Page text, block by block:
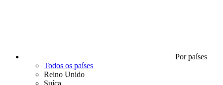
Por países
Todos os países
Reino Unido
Suíça